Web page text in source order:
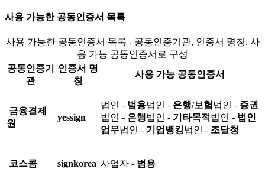
사용 가능한 공동인증서 목록
사용 가능한 공동인증서 목록 - 공동인증기관, 인증서 명칭, 사
용 가능 공동인증서로 구성
공동인증기
관
인증서 명
칭
사용 가능 공동인증서
금융결제
원
yessign
법인 - 범용법인 - 은행/보험 법인 - 증권
법인 - 은행법인 - 기타목적 법인 - 법인
업무법인 - 기업뱅킹법인 - 조달청
코스콤 signkorea 사업자 - 범용